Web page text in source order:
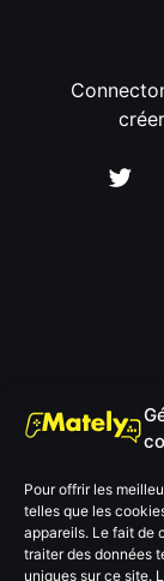
Pour offrir les
telles que les
appareils. Le fait de
traiter des données
uniques sur ce site.
Prénom et Nom *